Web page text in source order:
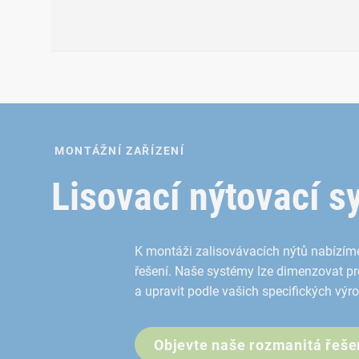
Zalisovávací nýty RIVSET® se liší z hlediska
Zvláštnosti
Vysoce pevné spoje
Reprodukovatelné výsledky spojování
Těsné vůči plynům a kapalinám
MONTÁŽNÍ ZAŘÍZENÍ
Lisovací nýtovací
K montáži zalisovávacích nýtů
řešení. Naše systémy lze dimenzovat
a upravit podle vašich specifických
Objevte naše rozmanitá